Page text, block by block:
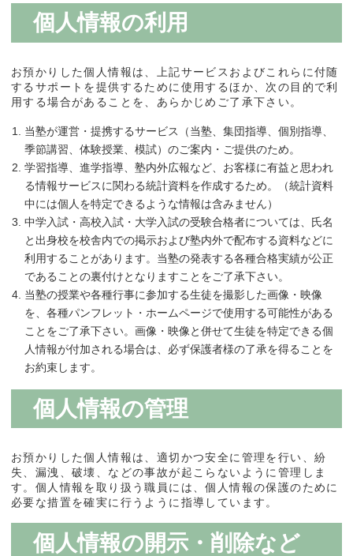
個人情報の利用
お預かりした個人情報は、上記サービスおよびこれらに付随
するサポートを提供するために使用するほか、次の目的で利
用する場合があることを、あらかじめご了承下さい。
当塾が運営・提携するサービス（当塾、集団指導、個別指導、
季節講習、体験授業、模試）のご案内・ご提供のため。
学習指導、進学指導、塾内外広報など、お客様に有益と思われ
る情報サービスに関わる統計資料を作成するため。（統計資料
中には個人を特定できるような情報は含みません）
中学入試・高校入試・大学入試の受験合格者については、氏名
と出身校を校舎内での掲示および塾内外で配布する資料などに
利用することがあります。当塾の発表する各種合格実績が公正
であることの裏付けとなりますことをご了承下さい。
当塾の授業や各種行事に参加する生徒を撮影した画像・映像
を、各種パンフレット・ホームページで使用する可能性がある
ことをご了承下さい。画像・映像と併せて生徒を特定できる個
人情報が付加される場合は、必ず保護者様の了承を得ることを
お約束します。
個人情報の管理
お預かりした個人情報は、適切かつ安全に管理を行い、紛
失、漏洩、破壊、などの事故が起こらないように管理しま
す。個人情報を取り扱う職員には、個人情報の保護のために
必要な措置を確実に行うように指導しています。
個人情報の開示・削除など